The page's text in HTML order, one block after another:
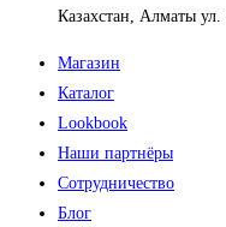
Казахстан, Алматы
Магазин
Каталог
Lookbook
Наши партнёры
Сотрудничество
Блог